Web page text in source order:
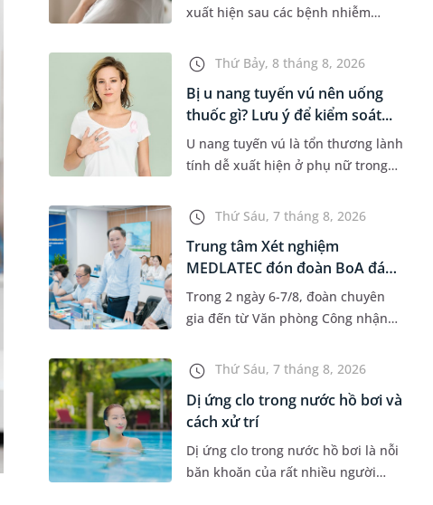
xuất hiện sau các bệnh nhiễm
đến lao hạch hoặc ung thư. Để tìm
hiểu nguyên nhân gây viêm,...
Thứ Bảy, 8 tháng 8, 2026
Bị u nang tuyến vú nên uống
thuốc gì? Lưu ý để kiểm soát...
U nang tuyến vú là tổn thương lành
tính dễ xuất hiện ở phụ nữ trong
mắc bệnh, nhiều người thường
băn khoăn u nang tuyến v...
Thứ Sáu, 7 tháng 8, 2026
Trung tâm Xét nghiệm
MEDLATEC đón đoàn BoA đánh
giá giám...
Trong 2 ngày 6-7/8, đoàn chuyên
gia đến từ Văn phòng Công nhận
nhận và đánh giá cao nỗ lực duy trì
hệ thống quản lý chất lượ...
Thứ Sáu, 7 tháng 8, 2026
Dị ứng clo trong nước hồ bơi và
cách xử trí
Dị ứng clo trong nước hồ bơi là nỗi
băn khoăn của rất nhiều người